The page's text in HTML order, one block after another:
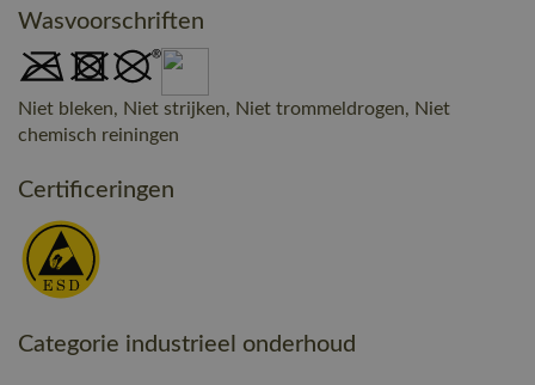
Wasvoorschriften
Niet bleken, Niet strijken, Niet trommeldrogen, Niet
chemisch reiningen
Certificeringen
Categorie industrieel onderhoud